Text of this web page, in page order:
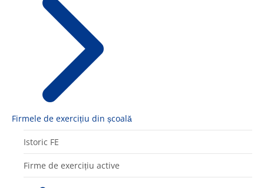
Firmele de exercițiu din școală
Istoric FE
Firme de exercițiu active